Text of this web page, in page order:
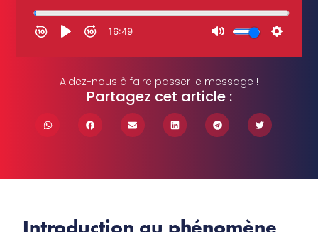
Aidez-nous à faire passer le message !
Partagez cet article :